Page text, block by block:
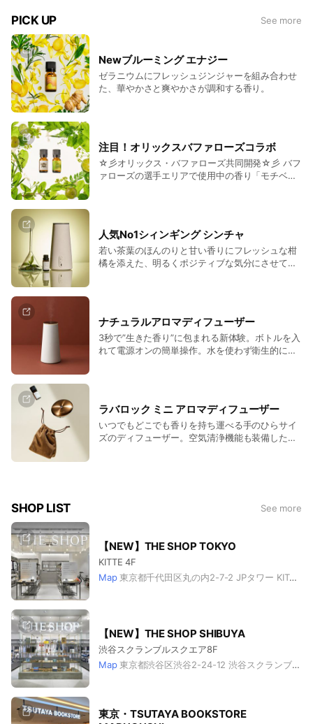
PICK UP See more
Newブルーミング エナジー
ゼラニウムにフレッシュジンジャーを組み合わせ
た、華やかさと爽やかさが調和する香り。
注目！オリックスバファローズコラボ
☆彡オリックス・バファローズ共同開発☆彡 バフ
ァローズの選手エリアで使用中の香り「モチベー
人気No1シィンギング シンチャ
若い茶葉のほんのりと甘い香りにフレッシュな柑
橘を添えた、明るくポジティブな気分にさせてく
ナチュラルアロマディフューザー
3秒で”生きた香り”に包まれる新体験。ボトルを入
れて電源オンの簡単操作。水を使わず衛生的に使
ラバロック ミニ アロマディフューザー
いつでもどこでも香りを持ち運べる手のひらサイ
ズのディフューザー。空気清浄機能も装備したす
SHOP LIST See more
【NEW】THE SHOP TOKYO
KITTE 4F
Map 東京都千代田区丸の内2-7-2 JPタワー KITTE 4F
【NEW】THE SHOP SHIBUYA
渋谷スクランブルスクエア8F
Map 東京都渋谷区渋谷2-24-12 渋谷スクランブルスクエア ショップ＆レストラン 8F
東京・TSUTAYA BOOKSTORE